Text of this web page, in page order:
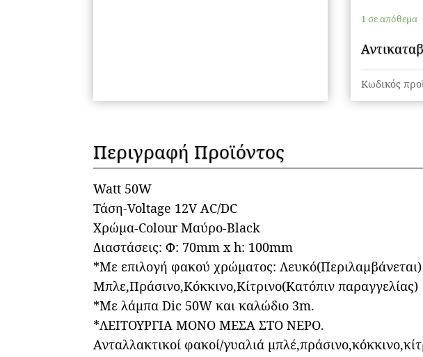
Στεγανό
ποσότητα
1 σε απόθεμα
Κωδικός
Περιγραφή Προϊόντος
Watt 50W
Τάση-Voltage 12V AC/DC
Χρώμα-Colour Μαύρο-Black
Διαστάσεις: Φ: 70mm x h: 100mm
*Με επιλογή φακού χρώματος: Λευκό(Περιλαμβάνεται)
Μπλε,Πράσινο,Κόκκινο,Κίτρινο(Κατόπιν παραγγελίας)
*Με λάμπα Dic 50W και καλώδιο 3m.
*ΛΕΙΤΟΥΡΓΙΑ ΜΟΝΟ ΜΕΣΑ ΣΤΟ ΝΕΡΟ.
Ανταλλακτικοί φακοί/γυαλιά